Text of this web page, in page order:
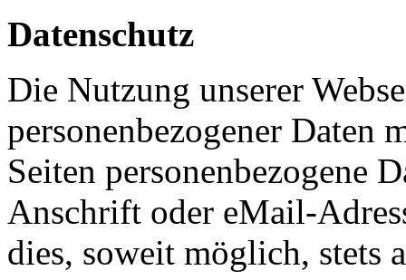
Datenschutz
Die Nutzung unserer
personenbezogener Daten
Seiten personenbezogene
Anschrift oder eMail-
dies, soweit möglich, stets